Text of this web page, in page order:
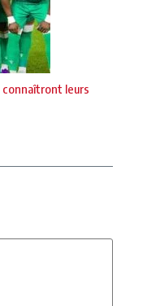
connaîtront leurs